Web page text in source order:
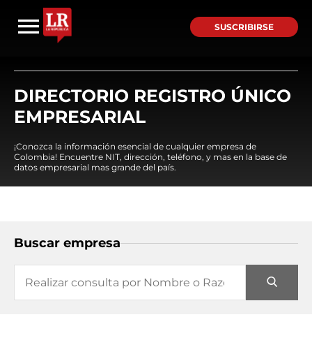
SUSCRIBIRSE
DIRECTORIO REGISTRO ÚNICO
EMPRESARIAL
¡Conozca la información esencial de cualquier empresa de
Colombia! Encuentre NIT, dirección, teléfono, y mas en la base de
datos empresarial mas grande del país.
Buscar empresa